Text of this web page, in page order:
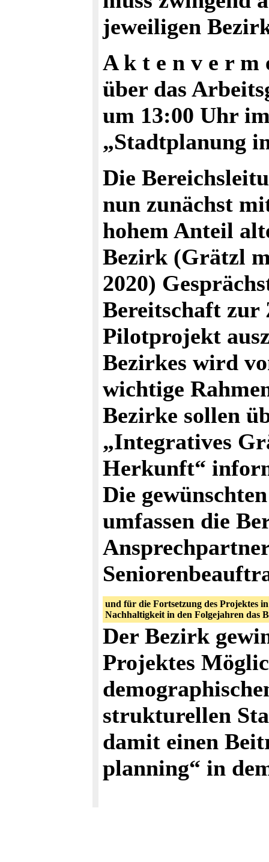
jeweiligen
A k t e n v e r m
über das
um 13:00 Uhr
„Stadtplanung
Die
nun zunächst
hohem Anteil
Bezirk (Grätzl
2020)
Bereitschaft zur
Pilotprojekt
Bezirkes wird
wichtige
Bezirke sollen
„Integratives
Herkunft“
Die
umfassen die
und für die Fortsetzung des Projektes
Nachhaltigkeit in den Folgejahren das
Der Bezirk
Projektes
strukturellen
damit einen
planning“ in